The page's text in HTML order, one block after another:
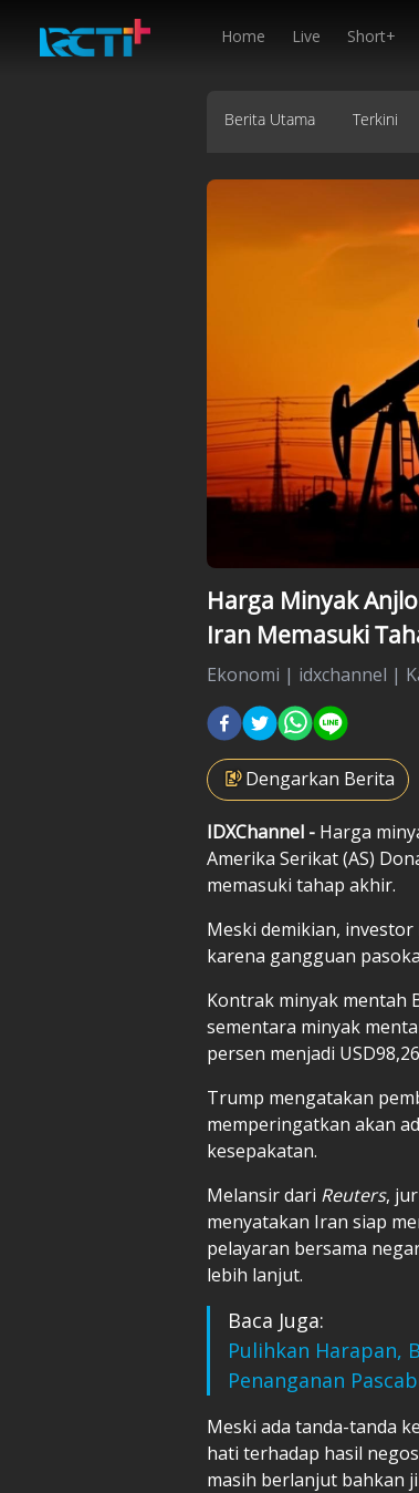
Home Live Short+
Berita Utama Terkini
Harga Minyak
Iran Memasuki
Ekonomi | idxchannel |
Dengarkan Berita
IDXChannel - Harga
Amerika Serikat (AS)
memasuki tahap akhir.
Meski demikian,
karena gangguan
Kontrak minyak mentah
sementara minyak
persen menjadi
Trump mengatakan
memperingatkan akan
kesepakatan.
Melansir dari Reuters,
menyatakan Iran siap
pelayaran bersama
lebih lanjut.
Baca Juga:
Pulihkan Harapan,
Penanganan
Meski ada tanda-tanda
hati terhadap hasil
masih berlanjut bahkan